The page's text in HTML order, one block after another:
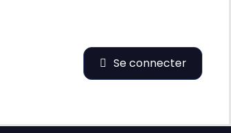
Se connecter